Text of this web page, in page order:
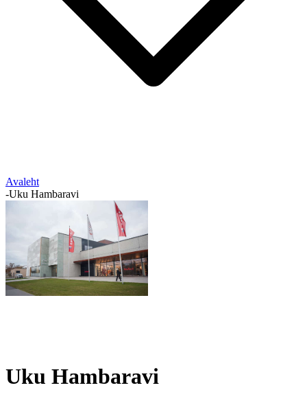
Avaleht
-Uku Hambaravi
Uku Hambaravi